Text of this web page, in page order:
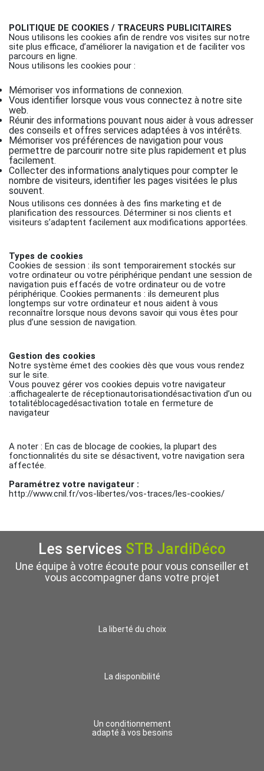
POLITIQUE DE COOKIES / TRACEURS PUBLICITAIRES
Nous utilisons les cookies afin de rendre vos visites sur notre
site plus efficace, d’améliorer la navigation et de faciliter vos
parcours en ligne.
Nous utilisons les cookies pour :
Mémoriser vos informations de connexion.
Vous identifier lorsque vous vous connectez à notre site
web.
Réunir des informations pouvant nous aider à vous adresser
des conseils et offres services adaptées à vos intérêts.
Mémoriser vos préférences de navigation pour vous
permettre de parcourir notre site plus rapidement et plus
facilement.
Collecter des informations analytiques pour compter le
nombre de visiteurs, identifier les pages visitées le plus
souvent.
Nous utilisons ces données à des fins marketing et de
planification des ressources. Déterminer si nos clients et
visiteurs s’adaptent facilement aux modifications apportées.
Types de cookies
Cookies de session : ils sont temporairement stockés sur
votre ordinateur ou votre périphérique pendant une session de
navigation puis effacés de votre ordinateur ou de votre
périphérique. Cookies permanents : ils demeurent plus
longtemps sur votre ordinateur et nous aident à vous
reconnaître lorsque nous devons savoir qui vous êtes pour
plus d’une session de navigation.
Gestion des cookies
Notre système émet des cookies dès que vous vous rendez
sur le site.
Vous pouvez gérer vos cookies depuis votre navigateur
:affichagealerte de réceptionautorisationdésactivation d’un ou
totalitéblocagedésactivation totale en fermeture de
navigateur
A noter : En cas de blocage de cookies, la plupart des
fonctionnalités du site se désactivent, votre navigation sera
affectée.
Paramétrez votre navigateur :
http://www.cnil.fr/vos-libertes/vos-traces/les-cookies/
Les services STB JardiDéco
Une équipe à votre écoute pour vous conseiller et
vous accompagner dans votre projet
La liberté du choix
La disponibilité
Un conditionnement
adapté à vos besoins